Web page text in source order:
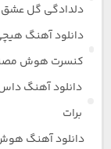
دلدادگی گل
دانلود آهنگ
کنسرت هوش
دانلود آهنگ
برات
دانلود آهنگ